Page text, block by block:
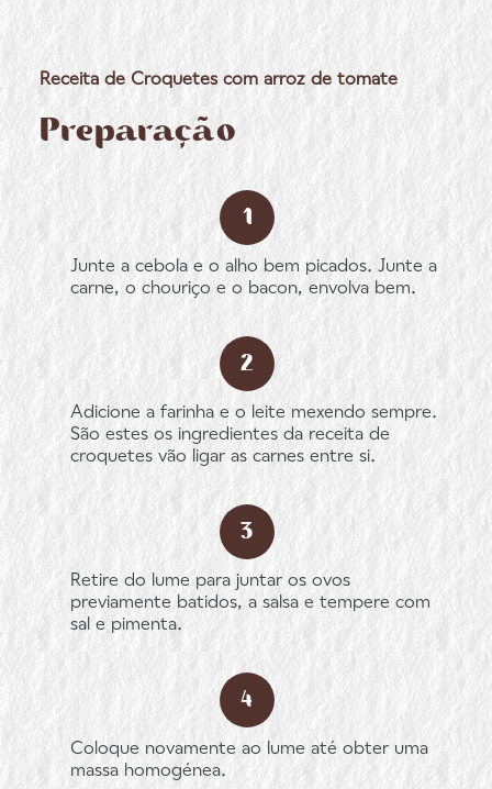
Receita de Croquetes com arroz de tomate
Preparação
Junte a cebola e o alho bem picados. Junte a
carne, o chouriço e o bacon, envolva bem.
Adicione a farinha e o leite mexendo sempre.
São estes os ingredientes da receita de
croquetes vão ligar as carnes entre si.
Retire do lume para juntar os ovos
previamente batidos, a salsa e tempere com
sal e pimenta.
Coloque novamente ao lume até obter uma
massa homogénea.